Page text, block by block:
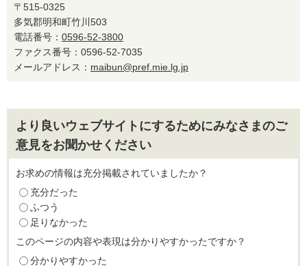
〒515-0325
多気郡明和町竹川503
電話番号： 0596-52-3800
ファクス番号：0596-52-7035
メールアドレス： maibun@pref.mie.lg.jp
より良いウェブサイトにするためにみなさまのご
意見をお聞かせください
お求めの情報は充分掲載されていましたか？
充分だった
ふつう
足りなかった
このページの内容や表現は分かりやすかったですか？
分かりやすかった